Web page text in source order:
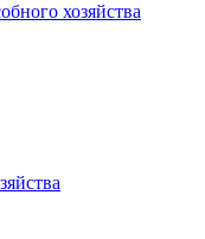
хозяйства